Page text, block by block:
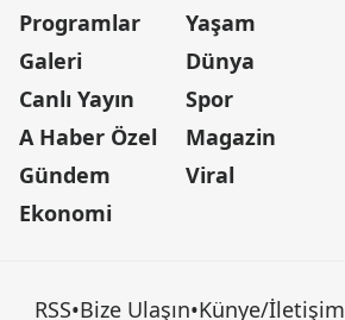
Programlar
Galeri
Canlı Yayın
A Haber Özel
Gündem
Ekonomi
Yaşam
Dünya
Spor
Magazin
Viral
RSS•Bize Ulaşın•Künye/İletişim